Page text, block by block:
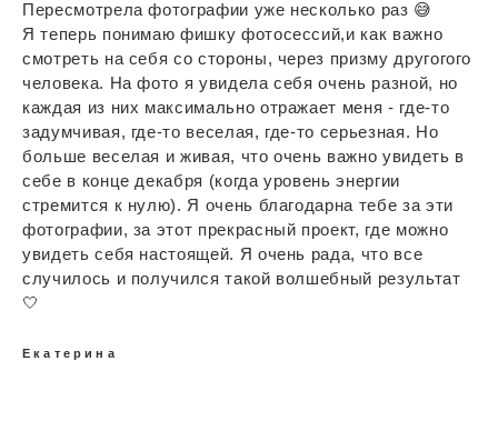
Пересмотрела фотографии уже несколько раз 😅
Я теперь понимаю фишку фотосессий,и как важно
смотреть на себя со стороны, через призму другогого
человека. На фото я увидела себя очень разной, но
каждая из них максимально отражает меня - где-то
задумчивая, где-то веселая, где-то серьезная. Но
больше веселая и живая, что очень важно увидеть в
себе в конце декабря (когда уровень энергии
стремится к нулю). Я очень благодарна тебе за эти
фотографии, за этот прекрасный проект, где можно
увидеть себя настоящей. Я очень рада, что все
случилось и получился такой волшебный результат
🤍
Екатерина